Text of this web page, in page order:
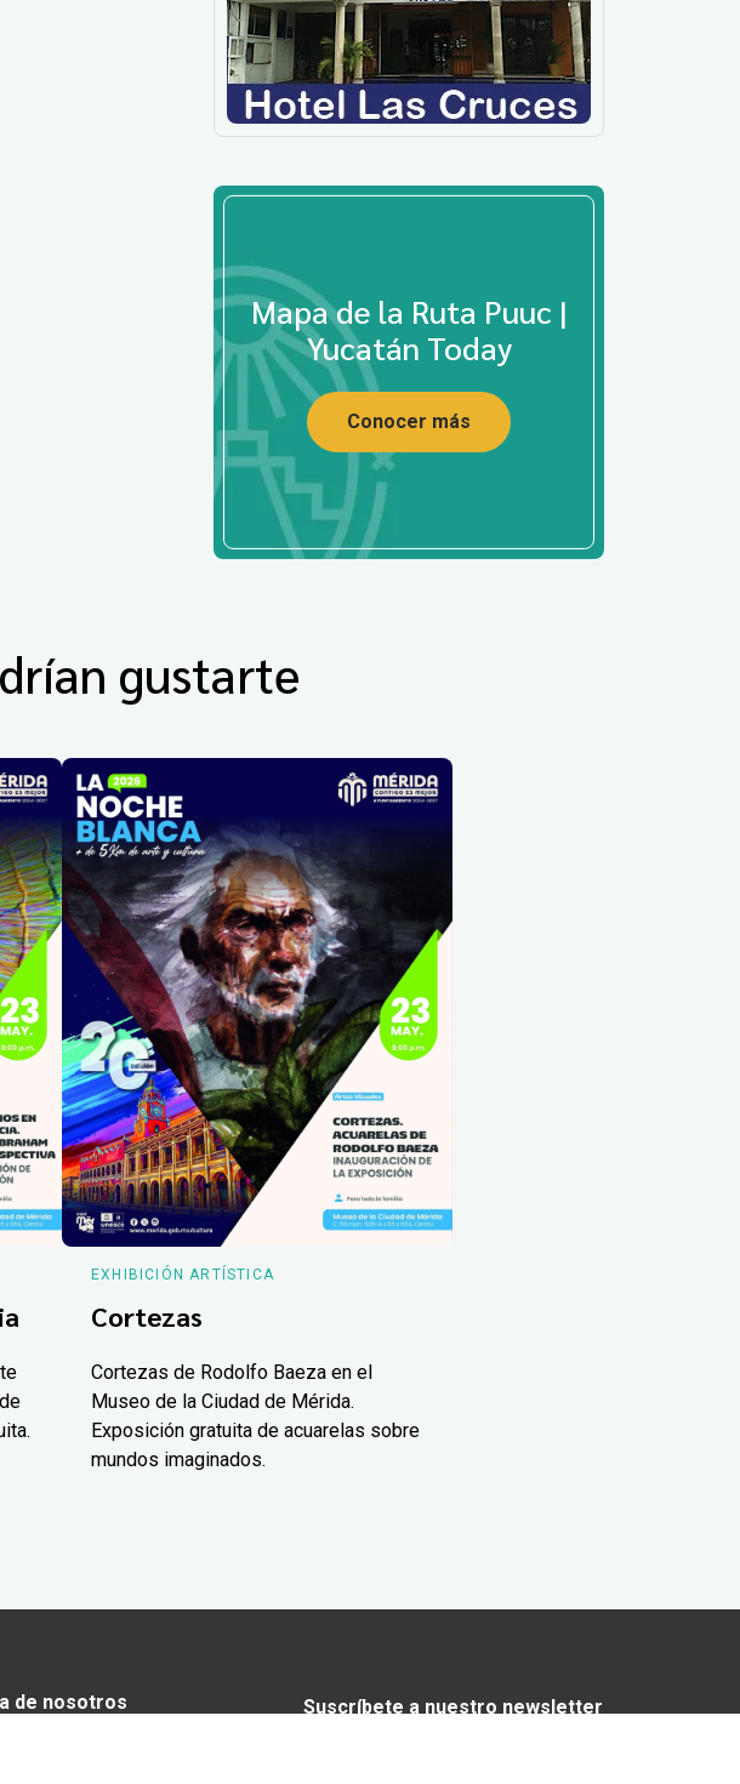
Mapa de la Ruta Puuc |
Yucatán Today
Conocer más
gustarte
EXHIBICIÓN ARTÍSTICA
Cortezas
Cortezas de Rodolfo Baeza en el
Museo de la Ciudad de Mérida.
Exposición gratuita de acuarelas sobre
mundos imaginados.
de nosotros
Suscríbete a nuestro newsletter